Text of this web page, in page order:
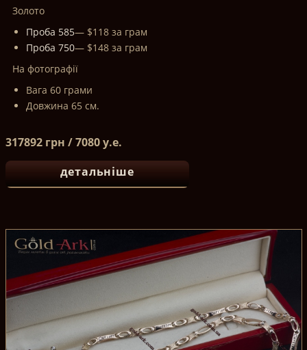
Золото
Проба 585— $118 за грам
Проба 750— $148 за грам
На фотографії
Вага 60 грами
Довжина 65 см.
317892 грн / 7080 у.е.
детальніше